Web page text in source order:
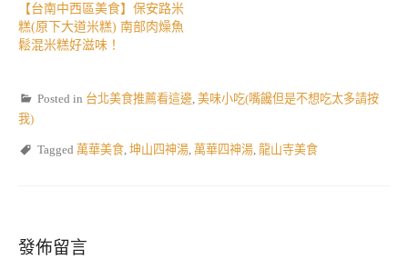
【台南中西區美食】保安路米
糕(原下大道米糕) 南部肉燥魚
鬆混米糕好滋味！
Posted in 台北美食推薦看這邊 美味小吃(嘴饞但是不想吃太多請按
我)
Tagged 萬華美食 坤山四神湯 萬華四神湯 龍山寺美食
發佈留言